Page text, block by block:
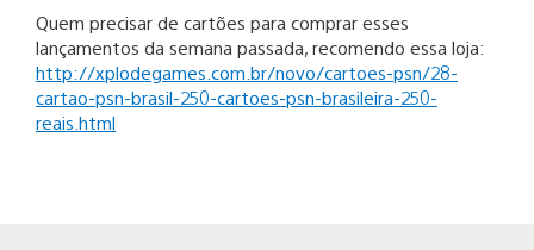
Quem precisar de cartões para comprar esses
lançamentos da semana passada, recomendo essa loja:
http://xplodegames.com.br/novo/cartoes-psn/28-
cartao-psn-brasil-250-cartoes-psn-brasileira-250-
reais.html